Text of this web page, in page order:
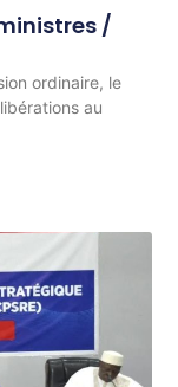
/
ordinaire, le
au